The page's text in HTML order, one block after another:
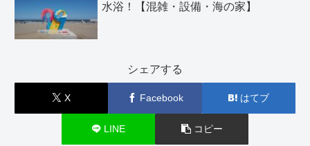
水浴！【混雑・設備・海の家】
シェアする
X Facebook はてブ
LINE コピー